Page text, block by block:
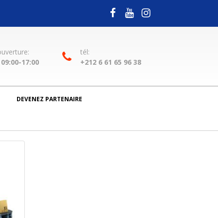
17:00
tél:
+212 6 61 65 96 38
DEVENEZ PARTENAIRE